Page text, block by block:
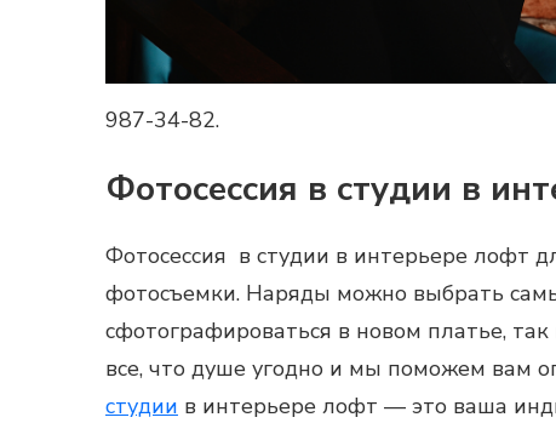
987-34-82.
Фотосессия в студии в
Фотосессия в студии в интерьере лофт
фотосъемки. Наряды можно выбрать
сфотографироваться в новом платье,
все, что душе угодно и мы поможем вам
студии в интерьере лофт — это ваша